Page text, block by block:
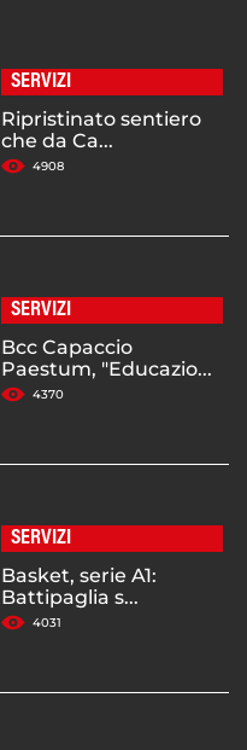
SERVIZI
Ripristinato sentiero
che da Ca...
4908
SERVIZI
Bcc Capaccio
Paestum, "Educazio...
4370
SERVIZI
Basket, serie A1:
Battipaglia s...
4031